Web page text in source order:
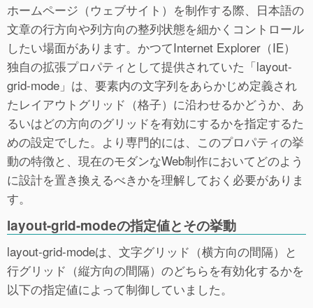
ホームページ（ウェブサイト）を制作する際、日本語の
文章の行方向や列方向の整列状態を細かくコントロール
したい場面があります。かつてInternet Explorer（IE）
独自の拡張プロパティとして提供されていた「layout-
grid-mode」は、要素内の文字列をあらかじめ定義され
たレイアウトグリッド（格子）に沿わせるかどうか、あ
るいはどの方向のグリッドを有効にするかを指定するた
めの設定でした。より専門的には、このプロパティの挙
動の特徴と、現在のモダンなWeb制作においてどのよう
に設計を置き換えるべきかを理解しておく必要がありま
す。
layout-grid-modeの指定値とその挙動
layout-grid-modeは、文字グリッド（横方向の間隔）と
行グリッド（縦方向の間隔）のどちらを有効化するかを
以下の指定値によって制御していました。